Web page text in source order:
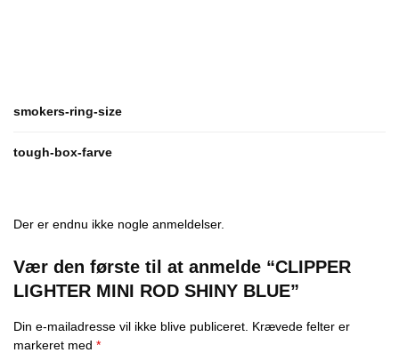
smokers-ring-size
tough-box-farve
Der er endnu ikke nogle anmeldelser.
Vær den første til at anmelde “CLIPPER
LIGHTER MINI ROD SHINY BLUE”
Din e-mailadresse vil ikke blive publiceret. Krævede felter er
markeret med *